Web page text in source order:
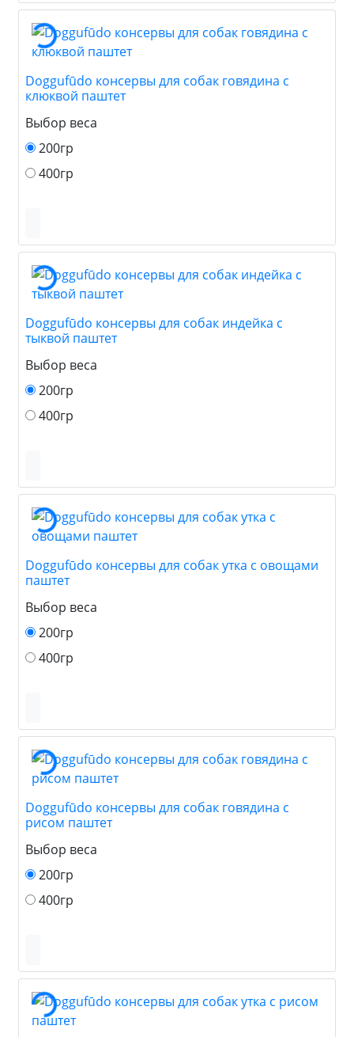
Doggufūdo консервы для собак говядина с
клюквой паштет
Выбор веса
200гр
400гр
Doggufūdo консервы для собак индейка с
тыквой паштет
Выбор веса
200гр
400гр
Doggufūdo консервы для собак утка с овощами
паштет
Выбор веса
200гр
400гр
Doggufūdo консервы для собак говядина с
рисом паштет
Выбор веса
200гр
400гр